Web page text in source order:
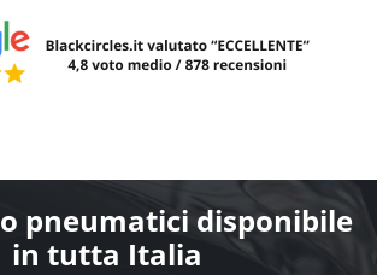
pneumatici disponibile
in tutta Italia